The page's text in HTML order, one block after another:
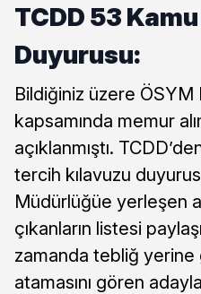
TCDD 53
Duyurusu:
Bildiğiniz üzere ÖSYM
kapsamında memur
açıklanmıştı.
tercih kılavuzu
Müdürlüğüe yerleşen
çıkanların listesi
zamanda tebliğ
atamasını gören